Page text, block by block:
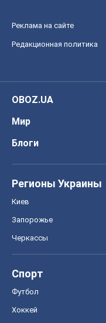
Реклама на сайте
Редакционная политика
OBOZ.UA
Мир
Блоги
Регионы Украины
Киев
Запорожье
Черкассы
Спорт
Футбол
Хоккей